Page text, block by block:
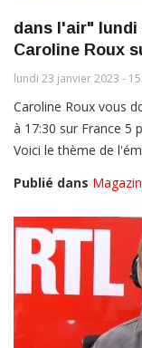
dans l'air" lundi
Caroline Roux
lundi 23 janvier 2023 -
Caroline Roux vous
à 17:30 sur France 5
Voici le thème de
Publié dans